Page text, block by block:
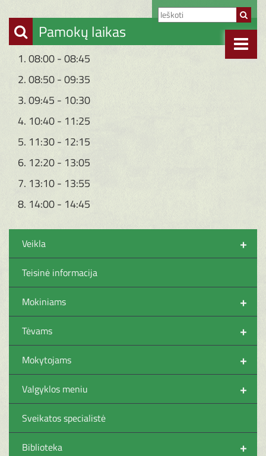
Pamokų laikas
1. 08:00 - 08:45
2. 08:50 - 09:35
3. 09:45 - 10:30
4. 10:40 - 11:25
5. 11:30 - 12:15
6. 12:20 - 13:05
7. 13:10 - 13:55
8. 14:00 - 14:45
+
Veikla
Teisinė informacija
+
Mokiniams
+
Tėvams
+
Mokytojams
+
Valgyklos meniu
Sveikatos specialistė
+
Biblioteka